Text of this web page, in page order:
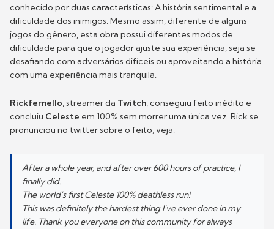
conhecido por duas características: A história sentimental e a
dificuldade dos inimigos. Mesmo assim, diferente de alguns
jogos do gênero, esta obra possui diferentes modos de
dificuldade para que o jogador ajuste sua experiência, seja se
desafiando com adversários difíceis ou aproveitando a história
com uma experiência mais tranquila.
Rickfernello, streamer da Twitch, conseguiu feito inédito e
concluiu Celeste em 100% sem morrer uma única vez. Rick se
pronunciou no twitter sobre o feito, veja:
After a whole year, and after over 600 hours of practice, I
finally did.
The world's first Celeste 100% deathless run!
This was definitely the hardest thing I've ever done in my
life. Thank you everyone on this community for always